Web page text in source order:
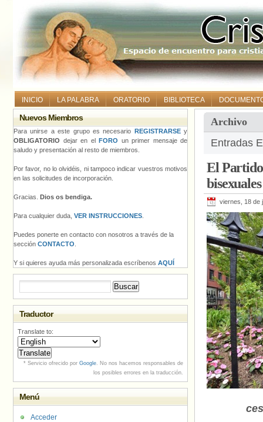
INICIO LA PALABRA ORATORIO BIBLIOTECA
Archivo
Entradas
El Partido
viernes, 18 de
Nuevos Miembros
Para unirse a este grupo es necesario REGISTRARSEy
OBLIGATORIO dejar en el FORO un primer mensaje de
saludo y presentación al resto de miembros.
Por favor, no lo olvidéis, ni tampoco indicar vuestros motivos
en las solicitudes de incorporación.
Gracias. Dios os bendiga.
Para cualquier duda, VER INSTRUCCIONES
Puedes ponerte en contacto con nosotros a través de la
sección CONTACTO
Y si quieres ayuda más personalizada escríbenos AQUÍ
Traductor
Translate to:
* Servicio ofrecido por Google. No nos hacemos responsables de
los posibles errores en la traducción.
Menú
Acceder